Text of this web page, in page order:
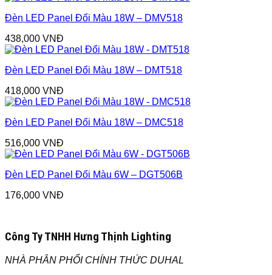
Đèn LED Panel Đổi Màu 18W – DMV518
438,000 VNĐ
Đèn LED Panel Đổi Màu 18W – DMT518
418,000 VNĐ
Đèn LED Panel Đổi Màu 18W – DMC518
516,000 VNĐ
Đèn LED Panel Đổi Màu 6W – DGT506B
176,000 VNĐ
Công Ty TNHH Hưng Thịnh Lighting
NHÀ PHÂN PHỐI CHÍNH THỨC DUHAL